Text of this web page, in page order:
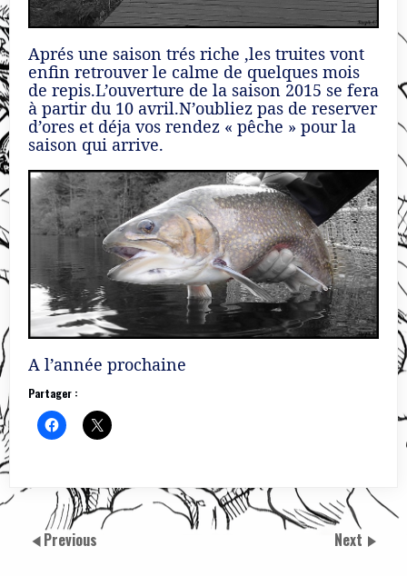
Aprés une saison trés riche ,les truites vont
enfin retrouver le calme de quelques mois
de repis.L’ouverture de la saison 2015 se fera
à partir du 10 avril.N’oubliez pas de reserver
d’ores et déja vos rendez « pêche » pour la
saison qui arrive.
A l’année prochaine
Partager :
Previous Next